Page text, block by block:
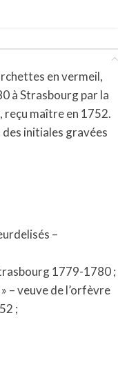
en vermeil,
à Strasbourg par la
reçu maître en 1752.
initiales gravées
–
1779-1780 ;
– veuve de l’orfèvre
;